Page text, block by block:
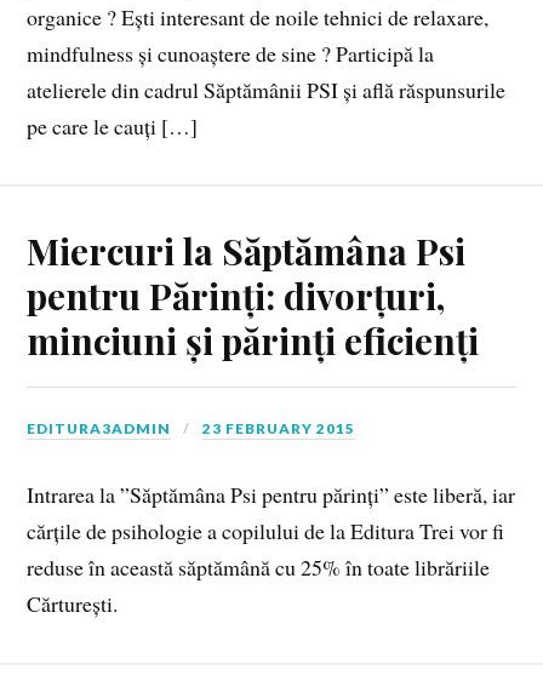
organice ? Ești interesant de noile tehnici de relaxare,
mindfulness și cunoaștere de sine ? Participă la
atelierele din cadrul Săptămânii PSI și află răspunsurile
pe care le cauți […]
Miercuri la Săptămâna Psi
pentru Părinți: divorțuri,
minciuni și părinți eficienți
EDITURA3ADMIN 23 FEBRUARY 2015
Intrarea la ”Săptămâna Psi pentru părinți” este liberă, iar
cărțile de psihologie a copilului de la Editura Trei vor fi
reduse în această săptămână cu 25% în toate librăriile
Cărturești.